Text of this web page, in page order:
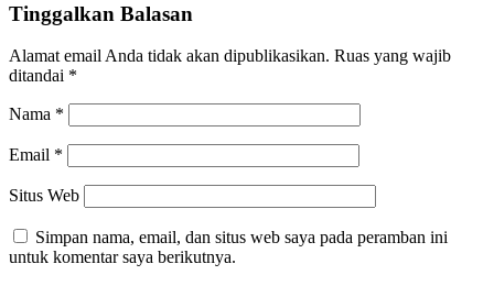
Tinggalkan Balasan
Alamat email Anda tidak akan dipublikasikan. Ruas yang wajib
ditandai *
Nama *
Email *
Situs Web
Simpan nama, email, dan situs web saya pada peramban ini
untuk komentar saya berikutnya.